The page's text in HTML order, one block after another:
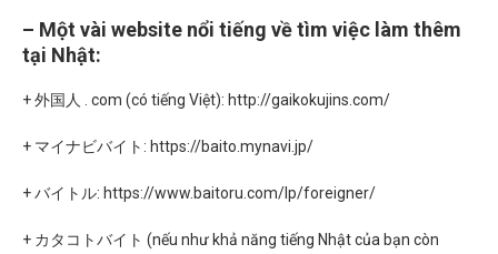
– Một vài website nổi tiếng về tìm việc làm thêm
tại Nhật:
+ 外国人 . com (có tiếng Việt): http://gaikokujins.com/
+ マイナビバイト: https://baito.mynavi.jp/
+ バイトル: https://www.baitoru.com/lp/foreigner/
+ カタコトバイト (nếu như khả năng tiếng Nhật của bạn còn